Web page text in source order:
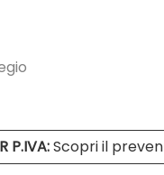
P.IVA:Scopri il